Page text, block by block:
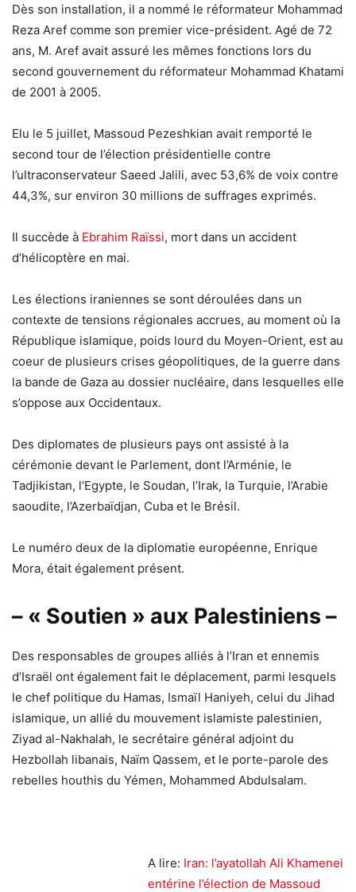
Dès son installation, il a nommé le réformateur Mohammad
Reza Aref comme son premier vice-président. Agé de 72
ans, M. Aref avait assuré les mêmes fonctions lors du
second gouvernement du réformateur Mohammad Khatami
de 2001 à 2005.
Elu le 5 juillet, Massoud Pezeshkian avait remporté le
second tour de l’élection présidentielle contre
l’ultraconservateur Saeed Jalili, avec 53,6% de voix contre
44,3%, sur environ 30 millions de suffrages exprimés.
Il succède à Ebrahim Raïssi, mort dans un accident
d’hélicoptère en mai.
Les élections iraniennes se sont déroulées dans un
contexte de tensions régionales accrues, au moment où la
République islamique, poids lourd du Moyen-Orient, est au
coeur de plusieurs crises géopolitiques, de la guerre dans
la bande de Gaza au dossier nucléaire, dans lesquelles elle
s’oppose aux Occidentaux.
Des diplomates de plusieurs pays ont assisté à la
cérémonie devant le Parlement, dont l’Arménie, le
Tadjikistan, l’Egypte, le Soudan, l’Irak, la Turquie, l’Arabie
saoudite, l’Azerbaïdjan, Cuba et le Brésil.
Le numéro deux de la diplomatie européenne, Enrique
Mora, était également présent.
– « Soutien » aux Palestiniens –
Des responsables de groupes alliés à l’Iran et ennemis
d’Israël ont également fait le déplacement, parmi lesquels
le chef politique du Hamas, Ismaïl Haniyeh, celui du Jihad
islamique, un allié du mouvement islamiste palestinien,
Ziyad al-Nakhalah, le secrétaire général adjoint du
Hezbollah libanais, Naïm Qassem, et le porte-parole des
rebelles houthis du Yémen, Mohammed Abdulsalam.
A lire: Iran: l’ayatollah Ali Khamenei
entérine l’élection de Massoud